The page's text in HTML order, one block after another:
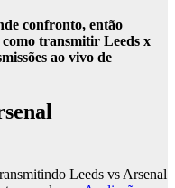
confronto, então
transmitir Leeds x
ao vivo de
Leeds vs Arsenal